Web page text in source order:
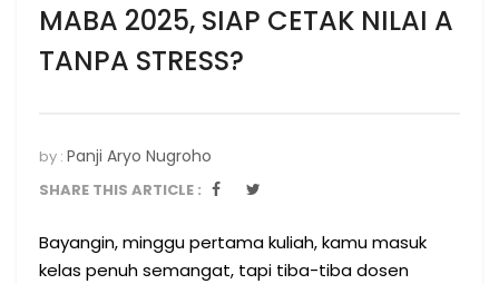
MABA 2025, SIAP CETAK NILAI A
TANPA STRESS?
by : Panji Aryo Nugroho
SHARE THIS ARTICLE :
Bayangin, minggu pertama kuliah, kamu masuk
kelas penuh semangat, tapi tiba-tiba dosen